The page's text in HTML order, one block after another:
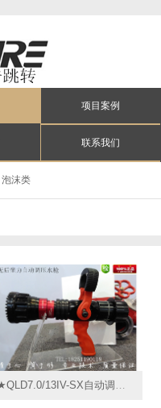
项目案例
联系我们
泡沫类